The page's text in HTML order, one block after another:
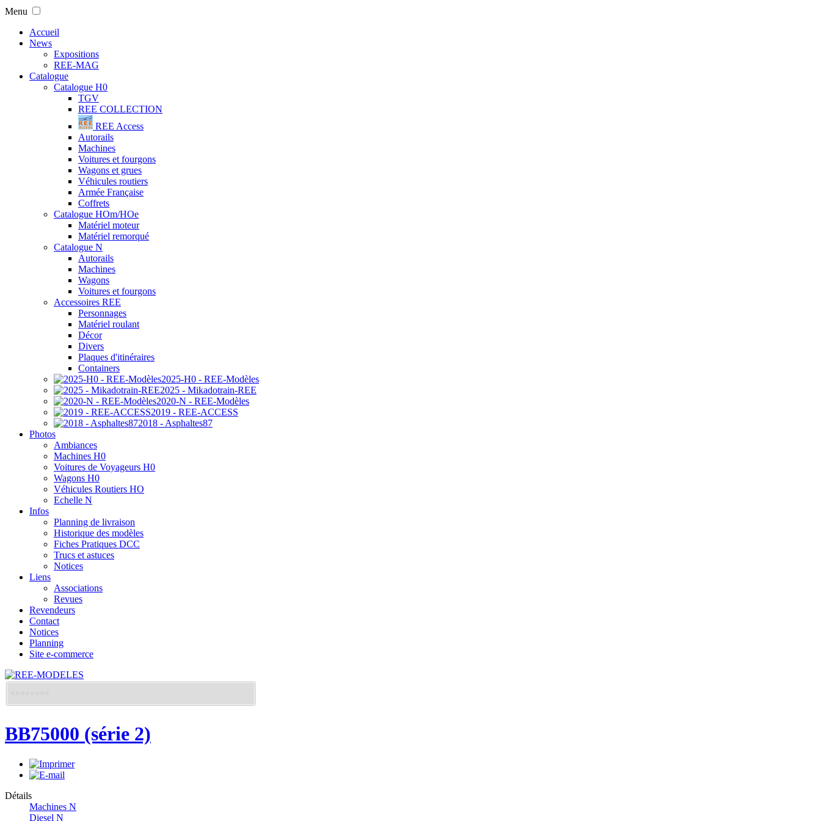
Menu
Accueil
News
Expositions
REE-MAG
Catalogue
Catalogue H0
TGV
REE COLLECTION
REE Access
Autorails
Machines
Voitures et fourgons
Wagons et grues
Véhicules routiers
Armée Française
Coffrets
Catalogue HOm/HOe
Matériel moteur
Matériel remorqué
Catalogue N
Autorails
Machines
Wagons
Voitures et fourgons
Accessoires REE
Personnages
Matériel roulant
Décor
Divers
Plaques d'itinéraires
Containers
2025-H0 - REE-Modèles
2025 - Mikadotrain-REE
2020-N - REE-Modèles
2019 - REE-ACCESS
2018 - Asphaltes87
Photos
Ambiances
Machines H0
Voitures de Voyageurs H0
Wagons H0
Véhicules Routiers HO
Echelle N
Infos
Planning de livraison
Historique des modèles
Fiches Pratiques DCC
Trucs et astuces
Notices
Liens
Associations
Revues
Revendeurs
Contact
Notices
Planning
Site e-commerce
BB75000 (série 2)
Détails
Machines N
Diesel N